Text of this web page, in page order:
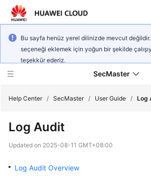
Bu sayfa henüz yerel dilinizde mevcut
seçeneği eklemek için yoğun bir şekilde
teşekkür ederiz.
SecMaster
What's
New
Technology
Help Center / SecMaster / User Guide / Log
Log Audit
Updated on 2025-08-11 GMT+08:00
Log Audit Overview